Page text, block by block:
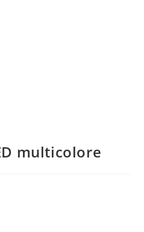
multicolore